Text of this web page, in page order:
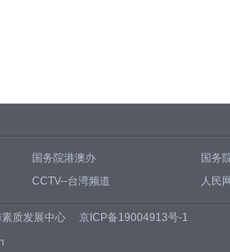
国务院港澳办
国务
CCTV--台湾频道 人民
质发展中心
京ICP备19004913号-1